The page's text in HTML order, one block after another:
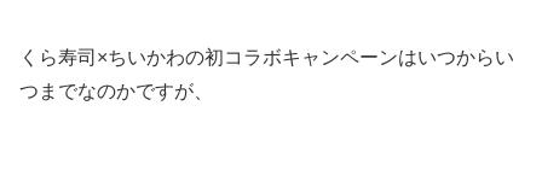
くら寿司×ちいかわの初コラボキャンペーンはいつからい
つまでなのかですが、